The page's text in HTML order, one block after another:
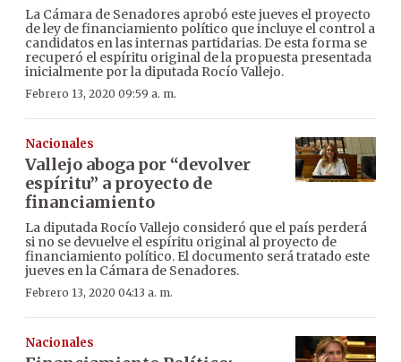
La Cámara de Senadores aprobó este jueves el proyecto
de ley de financiamiento político que incluye el control a
candidatos en las internas partidarias. De esta forma se
recuperó el espíritu original de la propuesta presentada
inicialmente por la diputada Rocío Vallejo.
Febrero 13, 2020 09:59 a. m.
Nacionales
Vallejo aboga por “devolver
espíritu” a proyecto de
financiamiento
La diputada Rocío Vallejo consideró que el país perderá
si no se devuelve el espíritu original al proyecto de
financiamiento político. El documento será tratado este
jueves en la Cámara de Senadores.
Febrero 13, 2020 04:13 a. m.
Nacionales